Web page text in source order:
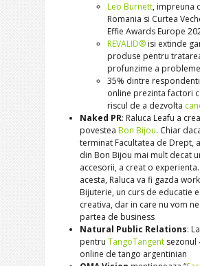
Leo Burnett, impreuna
Romania si Curtea
Effie Awards Europe
REVALID® isi extinde
produse pentru
profunzime a
35% dintre
online prezinta factori
riscul de a dezvolta
Naked PR: Raluca Leafu a
povestea Bon Bijou. Chiar
terminat Facultatea de Drept,
din Bon Bijou mai mult decat
accesorii, a creat o experienta.
acesta, Raluca va fi gazda
Bijuterie, un curs de educatie
creativa, dar in care nu vom
partea de business
Natural Public Relations:
pentru TangoTangent sezonul
online de tango argentinian